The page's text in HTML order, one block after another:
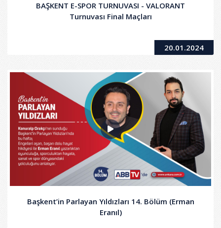
BAŞKENT E-SPOR TURNUVASI - VALORANT
Turnuvası Final Maçları
20.01.2024
Başkent’in Parlayan Yıldızları 14. Bölüm (Erman
Eranıl)